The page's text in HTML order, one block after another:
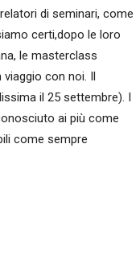
di seminari, come
certi,dopo le loro
le masterclass
con noi. Il
il 25 settembre). I
ai più come
come sempre